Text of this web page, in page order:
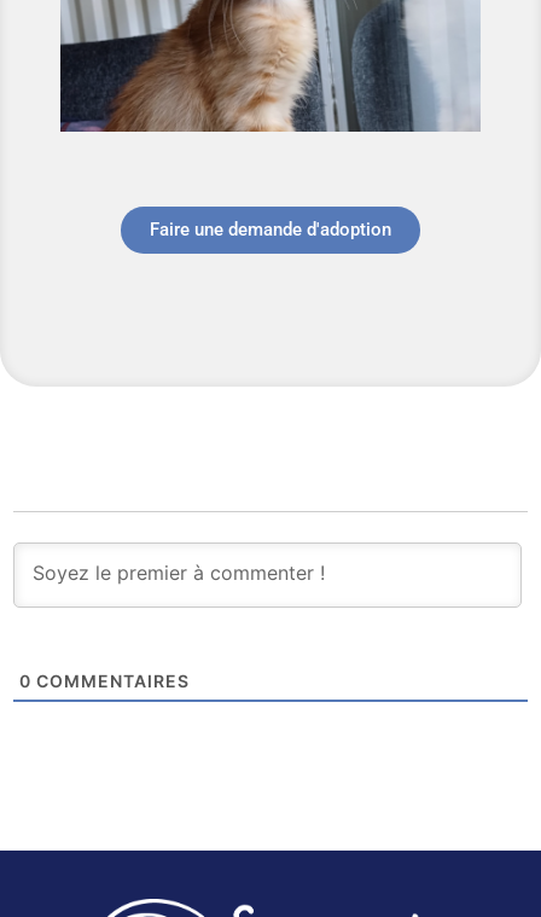
Faire une demande d'adoption
0 COMMENTAIRES